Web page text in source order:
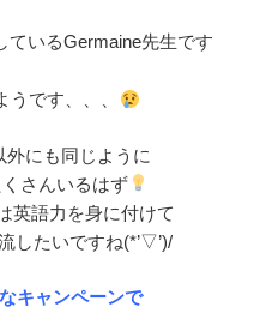
ているGermaine先生です
です、、、
外にも同じように
さんいるはず
英語力を身に付けて
したいですね(*’▽’)/
キャンペーンで